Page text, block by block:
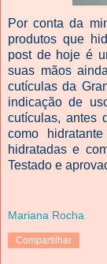
Por conta da
produtos que
post de hoje é
suas mãos
cutículas da
indicação de
cutículas, antes
como
hidratadas e
Testado e
Mariana Rocha
Compartilhar